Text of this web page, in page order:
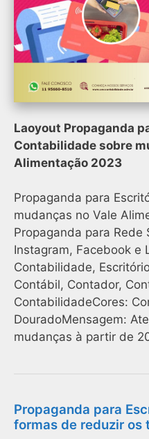
Laoyout Propaganda
Contabilidade sobre
Alimentação 2023
Propaganda para
mudanças no Vale
Propaganda para Rede
Instagram, Facebook e
Contabilidade,
Contábil, Contador,
ContabilidadeCores:
DouradoMensagem:
mudanças à partir de
Propaganda para
formas de reduzir os